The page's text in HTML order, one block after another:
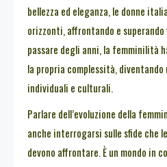
bellezza ed eleganza, le donne
orizzonti, affrontando e
passare degli anni, la femminilità
la propria complessità,
individuali e culturali.
Parlare dell’evoluzione della
anche interrogarsi sulle sfide che
devono affrontare. È un mondo in